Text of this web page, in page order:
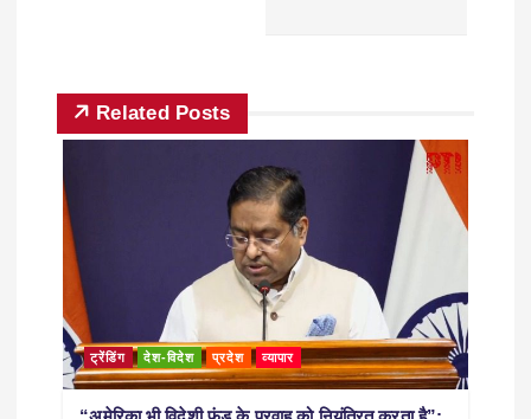
Related Posts
ट्रेंडिंग देश-विदेश प्रदेश व्यापार